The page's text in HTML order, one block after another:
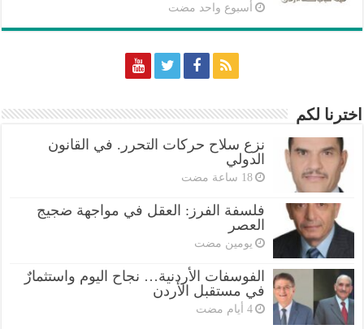
‏أسبوع واحد مضت
اخترنا لكم
نزع سلاح حركات التحرر. في القانون
الدولي
‏18 ساعة مضت
فلسفة الفرز: العقل في مواجهة ضجيج
العصر
‏يومين مضت
الفوسفات الأردنية… نجاح اليوم واستثمارٌ
في مستقبل الأردن
‏4 أيام مضت